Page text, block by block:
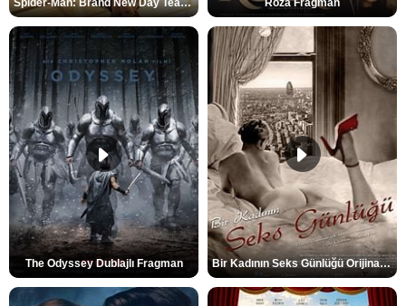
Spider-Man: Brand New Day Teaser Roza Fragman
The Odyssey Dublajlı Fragman Bir Kadının Seks Günlüğü Orijinal Fragman